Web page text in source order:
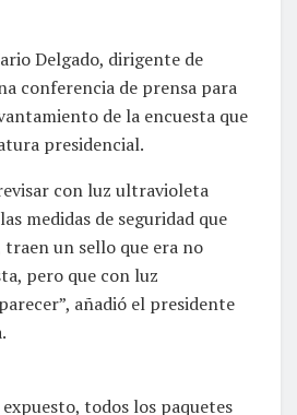
Delgado, dirigente de
conferencia de prensa para
de la encuesta que
presidencial.
con luz ultravioleta
medidas de seguridad que
un sello que era no
pero que con luz
añadió el presidente
todos los paquetes